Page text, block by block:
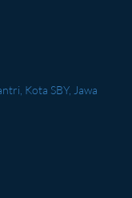
Kota SBY, Jawa